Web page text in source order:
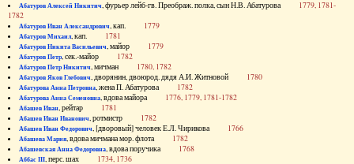
Абатуров Алексей Никитич, фурьер лейб-гв. Преображ. полка, сын Н.В. Абатурова 1779, 1781-
1782
Абатуров Иван Александрович, кап. 1779
Абатуров Михаил, кап. 1781
Абатуров Никита Васильевич, майор 1779
Абатуров Петр, сек.-майор 1782
Абатуров Петр Никитич, мичман 1780, 1782
Абатуров Яков Глебович, дворянин, двоюрод. дядя А.И. Житновой 1780
Абатурова Анна Петровна, жена П. Абатурова 1782
Абатурова Анна Семеновна, вдова майора 1776, 1779, 1781-1782
Абашев Иван, рейтар 1781
Абашев Иван Иванович, ротмистр 1782
Абашев Иван Федорович, [дворовый] человек Е.Л. Чирикова 1766
Абашева Мария, вдова мичмана мор. флота 1782
Абашевская Анна Федоровна, вдова поручика 1768
Аббас III, перс. шах 1734, 1736